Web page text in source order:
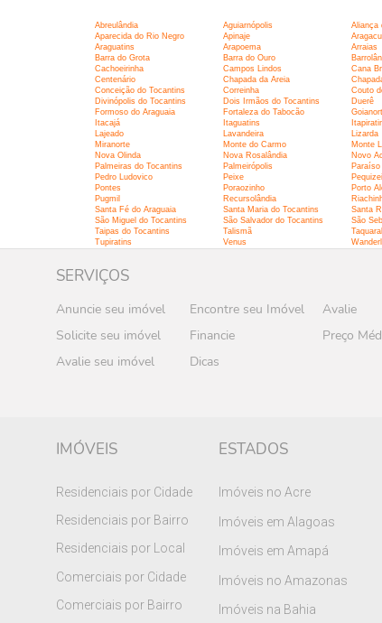
Abreulândia Aguiarnópolis Aliança
Aparecida do Rio Negro
Apinaje
Araguatins
Arapoema Arraias
Barra do Grota
Barra do Ouro
Cachoeirinha
Campos Lindos Cana
Centenário
Chapada da Areia
Conceição do Tocantins
Correinha Couto
Divinópolis do Tocantins
Dois Irmãos do Tocantins Duerê
Formoso do Araguaia
Fortaleza do Tabocão
Itacajá
Itaguatins
Lajeado
Lavandeira Lizarda
Miranorte
Monte do Carmo Monte
Nova Olinda
Nova Rosalândia Novo
Palmeiras do Tocantins
Palmeirópolis
Pedro Ludovico
Peixe
Pontes
Poraozinho Porto
Pugmil
Recursolândia
Santa Fé do Araguaia
Santa Maria do Tocantins Santa
São Miguel do Tocantins
São Salvador do Tocantins São
Taipas do Tocantins
Talismã
Tupiratins
Venus
SERVIÇOS
Anuncie seu imóvel Encontre seu Imóvel
Avalie
Solicite seu imóvel
Financie
Preço
Avalie seu imóvel
Dicas
IMÓVEIS
Residenciais por Cidade
Residenciais por Bairro
Residenciais por Local
Comerciais por Cidade
Comerciais por Bairro
ESTADOS
Imóveis no Acre
Imóveis em Alagoas
Imóveis em Amapá
Imóveis no Amazonas
Imóveis na Bahia